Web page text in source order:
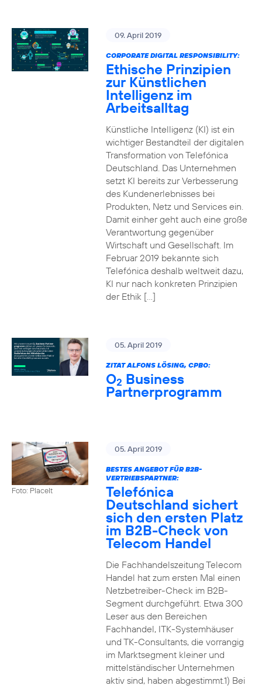
09. April 2019
CORPORATE DIGITAL RESPONSIBILITY:
Ethische Prinzipien
zur Künstlichen
Intelligenz im
Arbeitsalltag
Künstliche Intelligenz (KI) ist ein
wichtiger Bestandteil der digitalen
Transformation von Telefónica
Deutschland. Das Unternehmen
setzt KI bereits zur Verbesserung
des Kundenerlebnisses bei
Produkten, Netz und Services ein.
Damit einher geht auch eine große
Verantwortung gegenüber
Wirtschaft und Gesellschaft. Im
Februar 2019 bekannte sich
Telefónica deshalb weltweit dazu,
KI nur nach konkreten Prinzipien
der Ethik […]
05. April 2019
ZITAT ALFONS LÖSING, CPBO:
O2 Business
Partnerprogramm
Foto: PlaceIt
05. April 2019
BESTES ANGEBOT FÜR B2B-
VERTRIEBSPARTNER:
Telefónica
Deutschland sichert
sich den ersten Platz
im B2B-Check von
Telecom Handel
Die Fachhandelszeitung Telecom
Handel hat zum ersten Mal einen
Netzbetreiber-Check im B2B-
Segment durchgeführt. Etwa 300
Leser aus den Bereichen
Fachhandel, ITK-Systemhäuser
und TK-Consultants, die vorrangig
im Marktsegment kleiner und
mittelständischer Unternehmen
aktiv sind, haben abgestimmt.1) Bei